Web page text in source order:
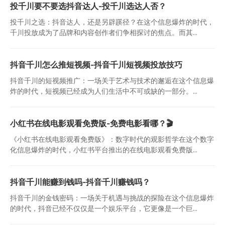
投千川要不要选抖音达人-投千川选达人否？
投千川之选：抖音达人，还是另辟蹊径？在这个信息爆炸的时代，
千川投放成为了品牌和内容创作者们争相探讨的焦点。而其...
抖音千川怎么推短视频-抖音千川短视频投放技巧
抖音千川的短视频推广：一场关于艺术与技术的邂逅在这个信息爆
炸的时代，短视频已经成为人们生活中不可或缺的一部分。...
小红书在线电影观看免费版-免费电影看哪？🎬
《小红书在线电影观看免费版》：数字时代的观影哲学在这个数字
化信息爆炸的时代，小红书平台推出的在线电影观看免费版...
抖音千川能赚到钱吗-抖音千川赚钱吗？
抖音千川的金钱密码：一场关于机遇与挑战的探险在这个信息爆炸
的时代，抖音已经不仅仅是一个娱乐平台，它更像是一个巨...